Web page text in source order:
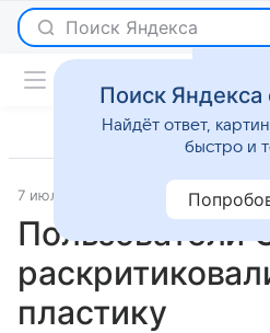
Поиск Яндекса
7 июля 2016 Светская жизнь
Пользователи
пластику
Поиск Яндекса
Найдёт ответ,
быстро и